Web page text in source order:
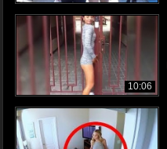
10:06